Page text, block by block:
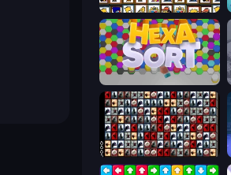
Tiles of the Simpsons
War Mahjong